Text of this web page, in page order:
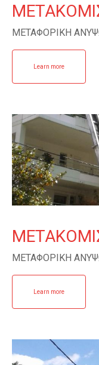
ΜΕΤΑΦΟΡΙΚΗ
Learn more
ΜΕΤΑΦΟΡΙΚΗ
Learn more